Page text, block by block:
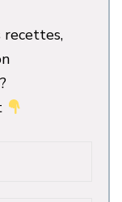
recettes,